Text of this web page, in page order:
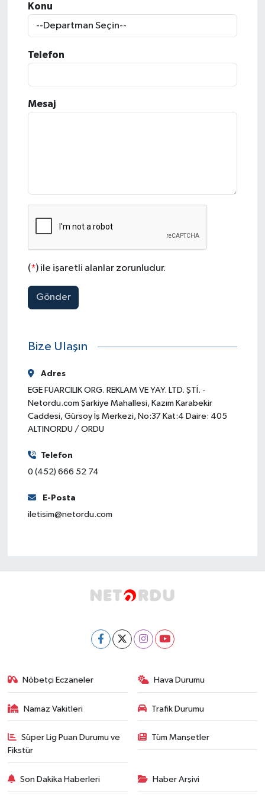
Konu
Telefon
Mesaj
(*) ile işaretli alanlar zorunludur.
Gönder
Bize Ulaşın
Adres
EGE FUARCILIK ORG. REKLAM VE YAY. LTD. ŞTİ. -
Netordu.com Şarkiye Mahallesi, Kazım Karabekir
Caddesi, Gürsoy İş Merkezi, No:37 Kat:4 Daire: 405
ALTINORDU / ORDU
Telefon
0 (452) 666 52 74
E-Posta
iletisim@netordu.com
Nöbetçi Eczaneler Hava Durumu
Namaz Vakitleri Trafik Durumu
Süper Lig Puan Durumu ve
Fikstür
Tüm Manşetler
Son Dakika Haberleri Haber Arşivi
KADIN
KULTUR-SANAT
MEDYA
RÖPORTAJ
SAĞLIK
SPOR
TEKNOLOJİ
VİDEO HABER